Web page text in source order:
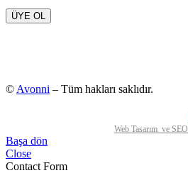
ÜYE OL
© Avonni – Tüm hakları saklıdır.
Web Tasarım ve SEO
Başa dön
Close
Contact Form